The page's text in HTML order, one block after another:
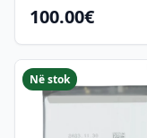
100.00€
Në stok